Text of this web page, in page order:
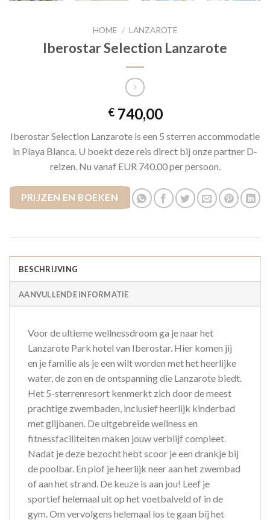
HOME / LANZAROTE
Iberostar Selection Lanzarote
€740,00
Iberostar Selection Lanzarote is een 5 sterren accommodatie
in Playa Blanca. U boekt deze reis direct bij onze partner D-
reizen. Nu vanaf EUR 740.00 per persoon.
PRIJZEN EN BOEKEN
BESCHRIJVING
AANVULLENDE INFORMATIE
Voor de ultieme wellnessdroom ga je naar het
Lanzarote Park hotel van Iberostar. Hier komen jij
en je familie als je een wilt worden met het heerlijke
water, de zon en de ontspanning die Lanzarote biedt.
Het 5-sterrenresort kenmerkt zich door de meest
prachtige zwembaden, inclusief heerlijk kinderbad
met glijbanen. De uitgebreide wellness en
fitnessfaciliteiten maken jouw verblijf compleet.
Nadat je deze bezocht hebt scoor je een drankje bij
de poolbar. En plof je heerlijk neer aan het zwembad
of aan het strand. De keuze is aan jou! Leef je
sportief helemaal uit op het voetbalveld of in de
gym. Om vervolgens helemaal los te gaan bij het